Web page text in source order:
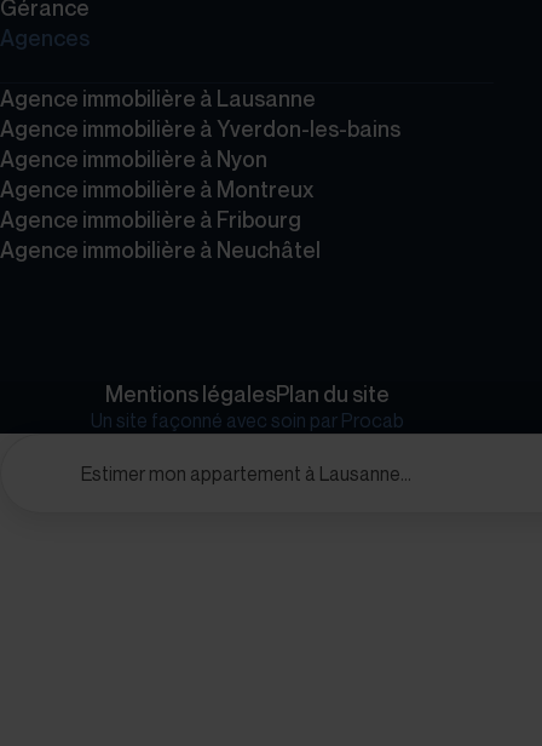
Gérance
Agences
Agence immobilière à Lausanne
Agence immobilière à Yverdon-les-bains
Agence immobilière à Nyon
Agence immobilière à Montreux
Agence immobilière à Fribourg
Agence immobilière à Neuchâtel
Mentions légalesPlan du site
Un site façonné avec soin par Procab